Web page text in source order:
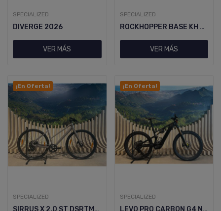
VER MÁS
SPECIALIZED
DIVERGE 2026
VER MÁS
SPECIALIZED
ROCKHOPPER BASE KH M CSTLLC/SEA
¡En Oferta!
SPECIALIZED
SIRRUS X 2.0 ST DSRTMET
¡En Oferta!
SPECIALIZED
LEVO PRO CARBON G4 NB S3 METOBSD/BNT